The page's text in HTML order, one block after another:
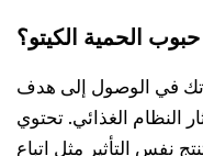
الحمية الكيتو؟
في الوصول إلى هدف
النظام الغذائي. تحتوي
نفس التأثير مثل اتباع